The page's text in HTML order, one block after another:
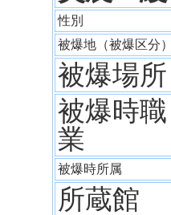
性別
被爆地（被爆区分）
被爆場所
被爆時職
業
被爆時所属
所蔵館